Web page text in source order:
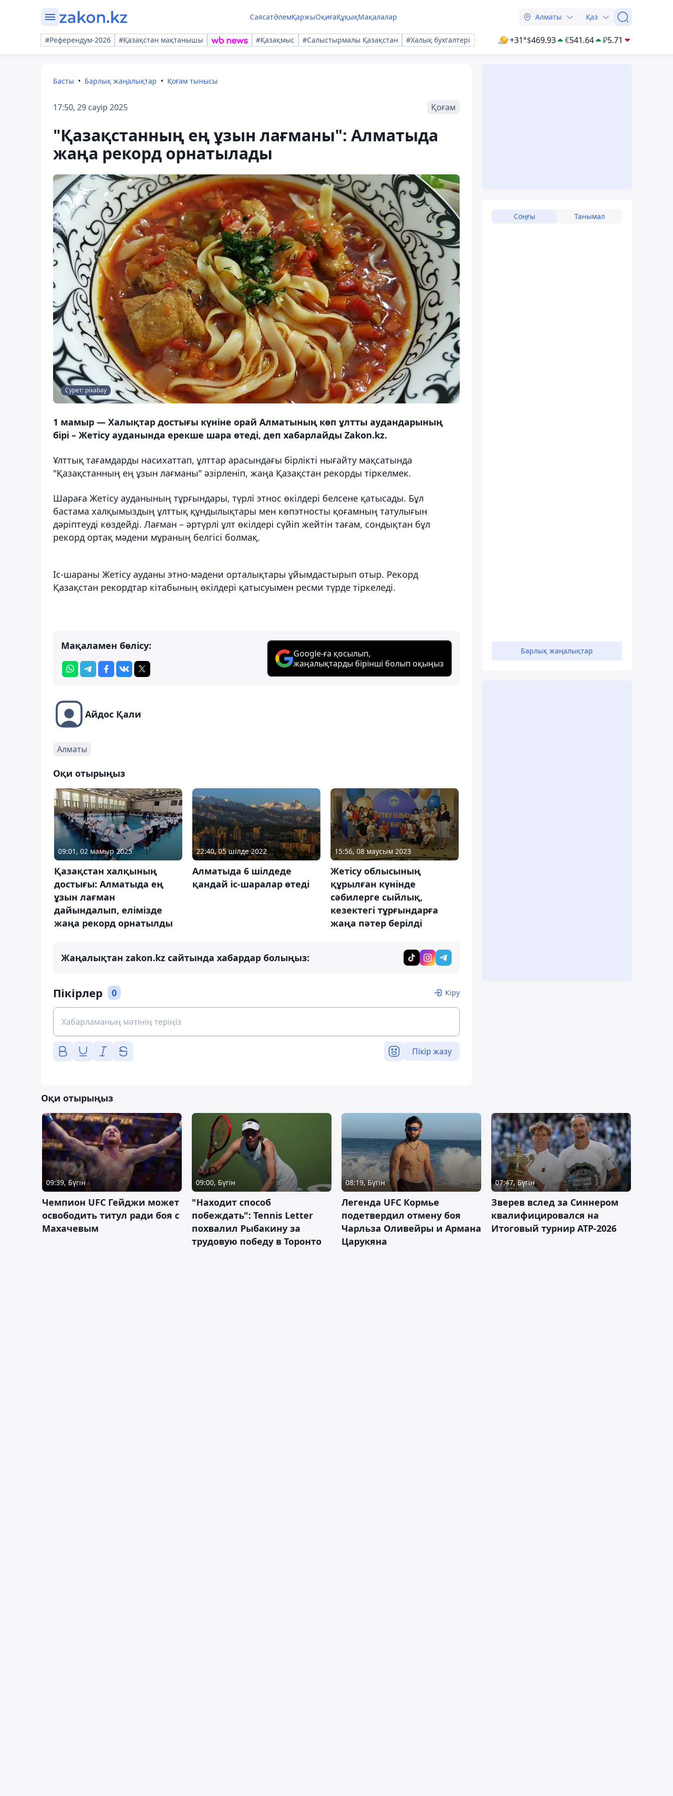
СаясатӘлемҚаржыОқиғаҚұқықМақалалар Алматы Қаз
#Референдум-2026 #Қазақстан мақтанышы #Қазақмыс #Салыстырмалы Қазақстан #Халық бухгалтері +31°$469.93 €541.64 ₽5.71
Басты Барлық жаңалықтар Қоғам тынысы
17:50, 29 сәуір 2025 Қоғам
"Қазақстанның ең ұзын лағманы": Алматыда
жаңа рекорд орнатылады
Сурет: pixabay
1 мамыр — Халықтар достығы күніне орай Алматының көп ұлтты аудандарының
бірі – Жетісу ауданында ерекше шара өтеді, деп хабарлайды Zakon.kz.
Ұлттық тағамдарды насихаттап, ұлттар арасындағы бірлікті нығайту мақсатында
"Қазақстанның ең ұзын лағманы" әзірленіп, жаңа Қазақстан рекорды тіркелмек.
Шараға Жетісу ауданының тұрғындары, түрлі этнос өкілдері белсене қатысады. Бұл
бастама халқымыздың ұлттық құндылықтары мен көпэтносты қоғамның татулығын
дәріптеуді көздейді. Лағман – әртүрлі ұлт өкілдері сүйіп жейтін тағам, сондықтан бұл
рекорд ортақ мәдени мұраның белгісі болмақ.
Іс-шараны Жетісу ауданы этно-мәдени орталықтары ұйымдастырып отыр. Рекорд
Қазақстан рекордтар кітабының өкілдері қатысуымен ресми түрде тіркеледі.
Мақаламен бөлісу:
Google-ға қосылып,
жаңалықтарды бірінші болып оқыңыз
Айдос Қали
Алматы
Оқи отырыңыз
09:01, 02 мамыр 2025
Қазақстан халқының
достығы: Алматыда ең
ұзын лағман
дайындалып, елімізде
жаңа рекорд орнатылды
22:40, 05 шілде 2022
Алматыда 6 шілдеде
қандай іс-шаралар өтеді
15:56, 08 маусым 2023
Жетісу облысының
құрылған күнінде
сәбилерге сыйлық,
кезектегі тұрғындарға
жаңа пәтер берілді
Жаңалықтан zakon.kz сайтында хабардар болыңыз:
Пікірлер 0 Кіру
Пікір жазу
Соңғы Танымал
Барлық жаңалықтар
Оқи отырыңыз
09:39, Бүгін
Чемпион UFC Гейджи может
освободить титул ради боя с
Махачевым
09:00, Бүгін
"Находит способ
побеждать": Tennis Letter
похвалил Рыбакину за
трудовую победу в Торонто
08:19, Бүгін
Легенда UFC Кормье
подетвердил отмену боя
Чарльза Оливейры и Армана
Царукяна
07:47, Бүгін
Зверев вслед за Синнером
квалифицировался на
Итоговый турнир ATP-2026